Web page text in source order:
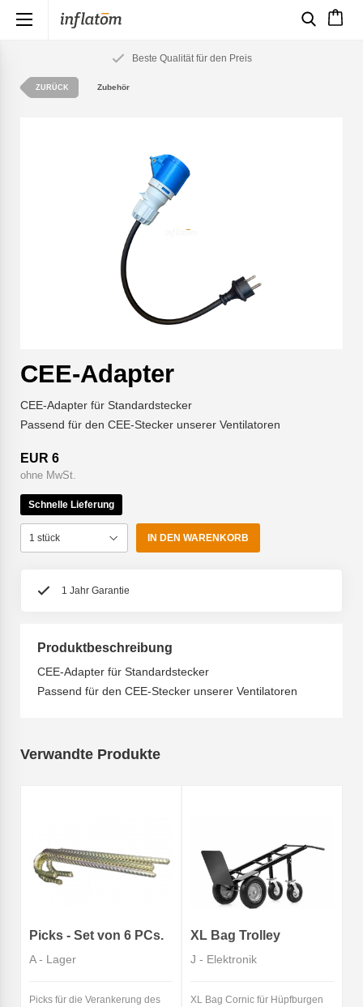
Beste Qualität für den Preis
ZURÜCK Zubehör
CEE-Adapter
CEE-Adapter für Standardstecker
Passend für den CEE-Stecker unserer Ventilatoren
EUR 6
ohne MwSt.
Schnelle Lieferung
IN DEN WARENKORB
1 Jahr Garantie
Produktbeschreibung
CEE-Adapter für Standardstecker
Passend für den CEE-Stecker unserer Ventilatoren
Verwandte Produkte
Picks - Set von 6 PCs.
A - Lager
Picks für die Verankerung des
XL Bag Trolley
J - Elektronik
XL Bag Cornic für Hüpfburgen